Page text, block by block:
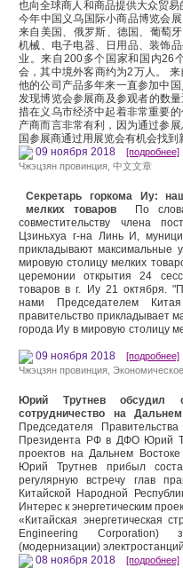
也向全球商人和商品提供大众贸易
今年中国义乌国际小商品博览会
来自美国、俄罗斯、德国、葡萄
机械、电子电器、日用品、装饰
业。来自200多个国家和国内26
会，其中境外客商约为2万人。 来
他的公司产品多年来一直参加中
发现博览会参展商及参观者的数
措在义乌市经济中起着非常重要
产商而言非常有利，因为通过参
国参展商通过用展览会有机会找
09 ноября 2018 [подробнее]
Чжэцзян провинция 中文文章
Секретарь горкома Иу:
мелких товаров По
совместительству члена
Цзиньхуа г-на Линь И,
прикладывают максимальные
мировую столицу мелких
церемонии открытия 24
товаров в г. Иу 21 октября.
нами Председателем
правительство прикладывает
города Иу в мировую столицу
09 ноября 2018 [подробнее]
Чжэцзян провинция
Юрий Трутнев обсудил
сотрудничество на
Председателя
Президента РФ в ДФО Юрий
проектов на Дальнем Востоке
Юрий Трутнев прибыл
регулярную встречу глав
Китайской Народной
Интерес к энергетическим
«Китайская энергетическая
Engineering Corporation)
(модернизации)
08 ноября 2018 [подробнее]